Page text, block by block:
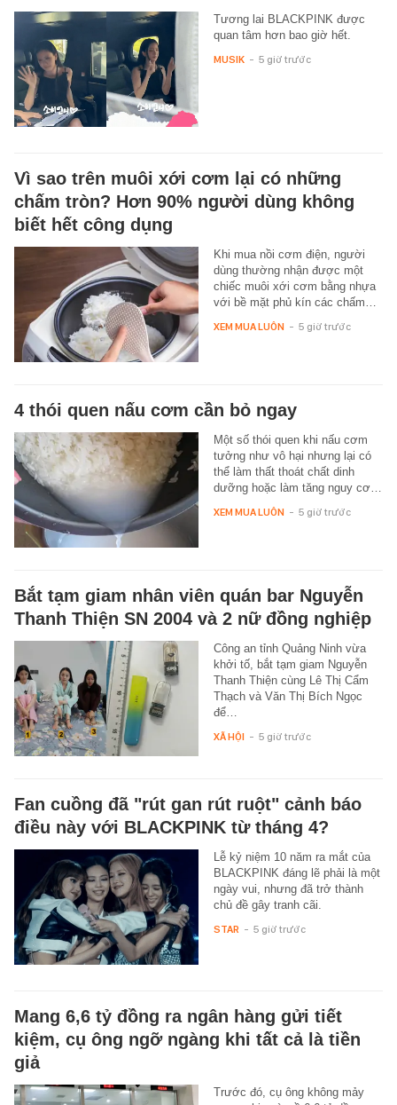
Tương lai BLACKPINK được
quan tâm hơn bao giờ hết.
MUSIK - 5 giờ trước
Vì sao trên muôi xới cơm lại có những
chấm tròn? Hơn 90% người dùng không
biết hết công dụng
Khi mua nồi cơm điện, người
dùng thường nhận được một
chiếc muôi xới cơm bằng nhựa
với bề mặt phủ kín các chấm…
XEM MUA LUÔN - 5 giờ trước
4 thói quen nấu cơm cần bỏ ngay
Một số thói quen khi nấu cơm
tưởng như vô hại nhưng lại có
thể làm thất thoát chất dinh
dưỡng hoặc làm tăng nguy cơ…
XEM MUA LUÔN - 5 giờ trước
Bắt tạm giam nhân viên quán bar Nguyễn
Thanh Thiện SN 2004 và 2 nữ đồng nghiệp
Công an tỉnh Quảng Ninh vừa
khởi tố, bắt tạm giam Nguyễn
Thanh Thiện cùng Lê Thị Cẩm
Thạch và Văn Thị Bích Ngọc
để…
XÃ HỘI - 5 giờ trước
Fan cuồng đã "rút gan rút ruột" cảnh báo
điều này với BLACKPINK từ tháng 4?
Lễ kỷ niệm 10 năm ra mắt của
BLACKPINK đáng lẽ phải là một
ngày vui, nhưng đã trở thành
chủ đề gây tranh cãi.
STAR - 5 giờ trước
Mang 6,6 tỷ đồng ra ngân hàng gửi tiết
kiệm, cụ ông ngỡ ngàng khi tất cả là tiền
giả
Trước đó, cụ ông không mảy